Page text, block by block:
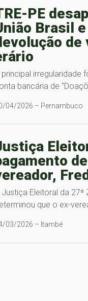
PE
Brasil
de
principal irregularidade
bancária de
04/2026 – Pernambuco
Justiça Eleitoral da
que o ex-
03/2026 – Itambé